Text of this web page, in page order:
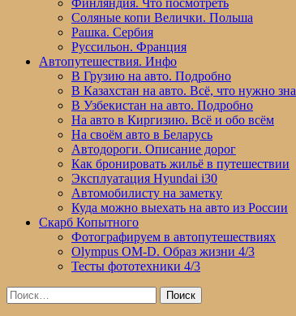
Финляндия. Что посмотреть
Соляные копи Велички. Польша
Рашка. Сербия
Руссильон. Франция
Автопутешествия. Инфо
В Грузию на авто. Подробно
В Казахстан на авто. Всё, что нужно
В Узбекистан на авто. Подробно
На авто в Киргизию. Всё и обо всём
На своём авто в Беларусь
Автодороги. Описание дорог
Как бронировать жильё в путешествии
Эксплуатация Hyundai i30
Автомобилисту на заметку
Куда можно выехать на авто из России
Скарб Копытного
Фотографируем в автопутешествиях
Olympus OM-D. Образ жизни 4/3
Тесты фототехники 4/3
Найти: